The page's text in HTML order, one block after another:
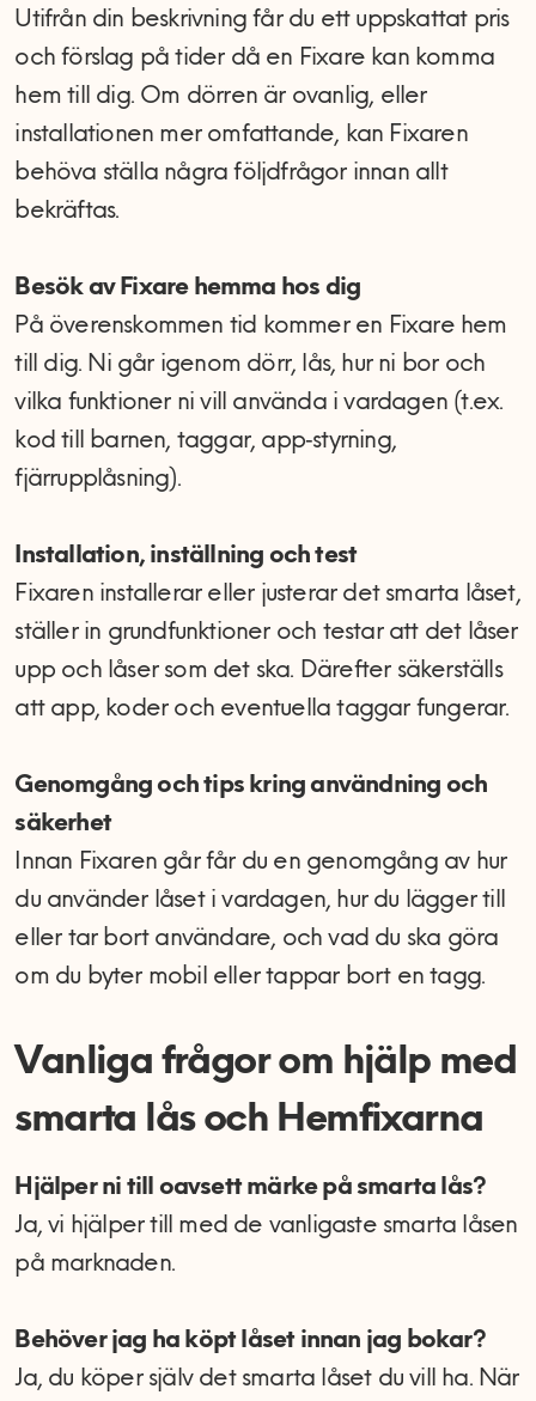
Utifrån din beskrivning får du ett uppskattat pris
och förslag på tider då en Fixare kan komma
hem till dig. Om dörren är ovanlig, eller
installationen mer omfattande, kan Fixaren
behöva ställa några följdfrågor innan allt
bekräftas.
Besök av Fixare hemma hos dig
På överenskommen tid kommer en Fixare hem
till dig. Ni går igenom dörr, lås, hur ni bor och
vilka funktioner ni vill använda i vardagen (t.ex.
kod till barnen, taggar, app‑styrning,
fjärrupplåsning).
Installation, inställning och test
Fixaren installerar eller justerar det smarta låset,
ställer in grundfunktioner och testar att det låser
upp och låser som det ska. Därefter säkerställs
att app, koder och eventuella taggar fungerar.
Genomgång och tips kring användning och
säkerhet
Innan Fixaren går får du en genomgång av hur
du använder låset i vardagen, hur du lägger till
eller tar bort användare, och vad du ska göra
om du byter mobil eller tappar bort en tagg.
Vanliga frågor om hjälp med
smarta lås och Hemfixarna
Hjälper ni till oavsett märke på smarta lås?
Ja, vi hjälper till med de vanligaste smarta låsen
på marknaden.
Behöver jag ha köpt låset innan jag bokar?
Ja, du köper själv det smarta låset du vill ha. När